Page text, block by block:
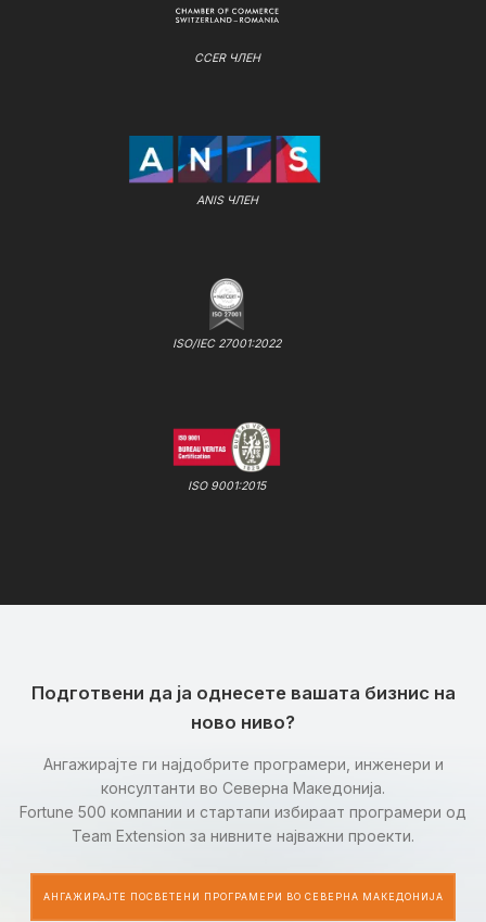
CCER ЧЛЕН
ANIS ЧЛЕН
ISO/IEC 27001:2022
ISO 9001:2015
Подготвени да ја однесете вашата бизнис на
ново ниво?
Ангажирајте ги најдобрите програмери, инженери и
консултанти во Северна Македонија.
Fortune 500 компании и стартапи избираат програмери од
Team Extension за нивните најважни проекти.
АНГАЖИРАЈТЕ ПОСВЕТЕНИ ПРОГРАМЕРИ ВО СЕВЕРНА МАКЕДОНИЈА